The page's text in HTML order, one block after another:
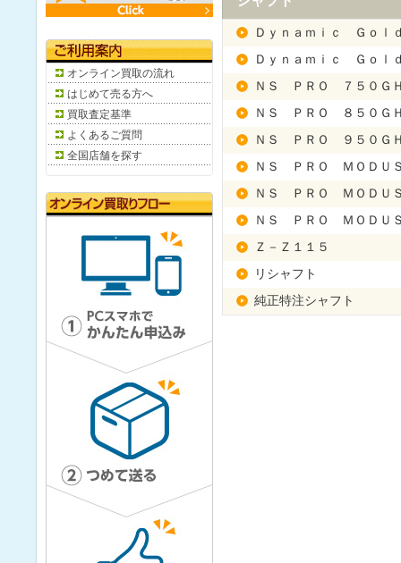
Ｄｙｎａｍｉｃ Ｇｏｌ
Ｄｙｎａｍｉｃ Ｇｏ
ＮＳ ＰＲＯ ７５０Ｇ
ＮＳ ＰＲＯ ８５０Ｇ
ＮＳ ＰＲＯ ９５０Ｇ
ＮＳ ＰＲＯ ＭＯＤＵ
ＮＳ ＰＲＯ ＭＯＤＵ
ＮＳ ＰＲＯ ＭＯＤＵ
Ｚ－Ｚ１１５
リシャフト
純正特注シャフト
オンライン買取の流れ
はじめて売る方へ
買取査定基準
よくあるご質問
全国店舗を探す